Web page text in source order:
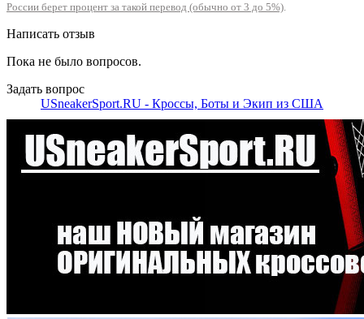
России берет процент за такой перевод (обычно от 3 до 5%).
Написать отзыв
Пока не было вопросов.
Задать вопрос
USneakerSport.RU - Кроссы, Боты и Экип из США